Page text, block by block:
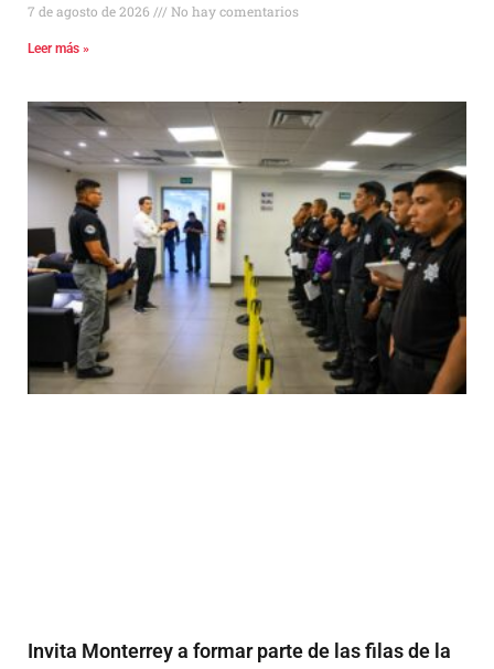
7 de agosto de 2026 No hay comentarios
Leer más »
Invita Monterrey a formar parte de las filas de la